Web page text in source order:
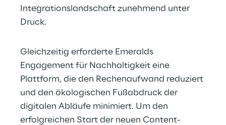
Integrationslandschaft zunehmend unter
Druck.
Gleichzeitig erforderte Emeralds
Engagement für Nachhaltigkeit eine
Plattform, die den Rechenaufwand reduziert
und den ökologischen Fußabdruck der
digitalen Abläufe minimiert. Um den
erfolgreichen Start der neuen Content-